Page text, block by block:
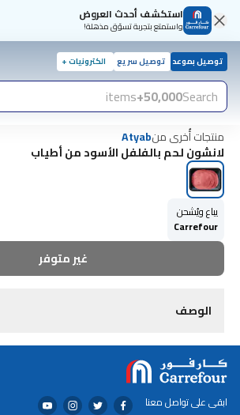
استكشف أحدث العروض
واستمتع بتجربة تسوّق مذهلة!
توصيل بموعد توصيل سريع الكترونيات +
Search
50,000+
items
منتجات أُخرى منAtyab
لانشون لحم بالفلفل الأسود من أطياب
يباع ويُشحن
Carrefour
غير متوفر
الوصف
ابقى على تواصل معنا